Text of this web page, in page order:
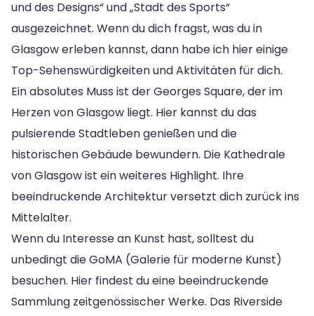
und des Designs“ und „Stadt des Sports“
ausgezeichnet. Wenn du dich fragst, was du in
Glasgow erleben kannst, dann habe ich hier einige
Top-Sehenswürdigkeiten und Aktivitäten für dich.
Ein absolutes Muss ist der Georges Square, der im
Herzen von Glasgow liegt. Hier kannst du das
pulsierende Stadtleben genießen und die
historischen Gebäude bewundern. Die Kathedrale
von Glasgow ist ein weiteres Highlight. Ihre
beeindruckende Architektur versetzt dich zurück ins
Mittelalter.
Wenn du Interesse an Kunst hast, solltest du
unbedingt die GoMA (Galerie für moderne Kunst)
besuchen. Hier findest du eine beeindruckende
Sammlung zeitgenössischer Werke. Das Riverside